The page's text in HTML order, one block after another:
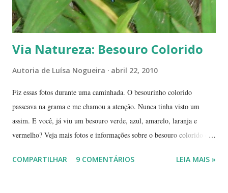
Via Natureza: Besouro Colorido
Autoria de Luísa Nogueira abril 22, 2010
Fiz essas fotos durante uma caminhada. O besourinho colorido
passeava na grama e me chamou a atenção. Nunca tinha visto um
assim. E você, já viu um besouro verde, azul, amarelo, laranja e
vermelho? Veja mais fotos e informações sobre o besouro colorido e a
Terra, aquele abraço! ------------ Dia da Terra - Veja aqui . -----------
COMPARTILHAR 9 COMENTÁRIOS LEIA MAIS »